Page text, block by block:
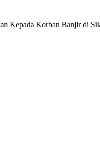
Kepada Korban Banjir di